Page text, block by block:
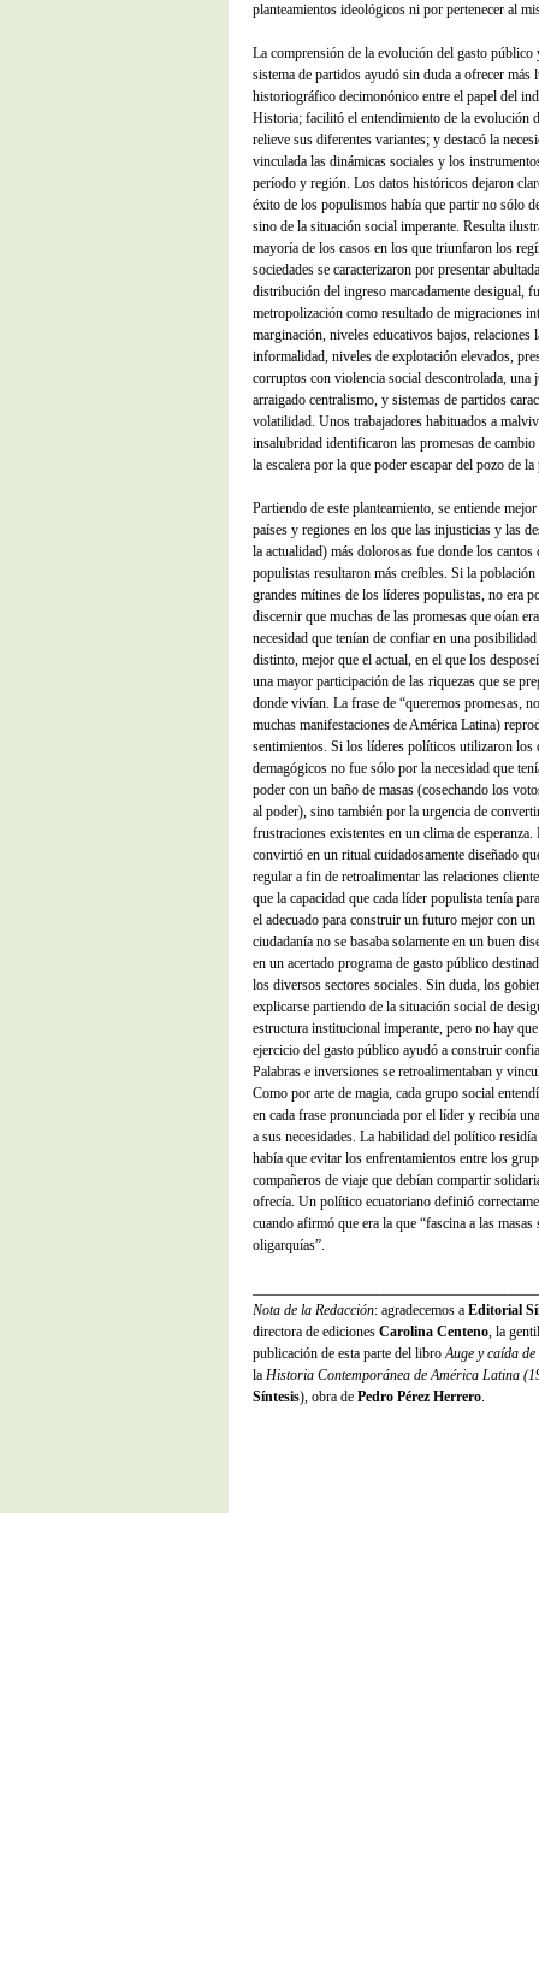
planteamientos ideológicos ni por pertenecer al
La comprensión de la evolución del gasto
sistema de partidos ayudó sin duda a ofrecer más
historiográfico decimonónico entre el papel del
Historia; facilitó el entendimiento de la evolución
relieve sus diferentes variantes; y destacó la
vinculada las dinámicas sociales y los
período y región. Los datos históricos dejaron
éxito de los populismos había que partir no sólo
sino de la situación social imperante. Resulta
mayoría de los casos en los que triunfaron los
sociedades se caracterizaron por presentar
distribución del ingreso marcadamente desigual,
metropolización como resultado de migraciones
marginación, niveles educativos bajos, relaciones
informalidad, niveles de explotación elevados,
corruptos con violencia social descontrolada, una
arraigado centralismo, y sistemas de partidos
volatilidad. Unos trabajadores habituados a
insalubridad identificaron las promesas de
la escalera por la que poder escapar del pozo de
Partiendo de este planteamiento, se entiende
países y regiones en los que las injusticias y las
la actualidad) más dolorosas fue donde los cantos
populistas resultaron más creíbles. Si la población
grandes mítines de los líderes populistas, no era
discernir que muchas de las promesas que oían
necesidad que tenían de confiar en una
distinto, mejor que el actual, en el que los
una mayor participación de las riquezas que se
donde vivían. La frase de “queremos promesas,
muchas manifestaciones de América Latina)
sentimientos. Si los líderes políticos utilizaron los
demagógicos no fue sólo por la necesidad que
poder con un baño de masas (cosechando los
al poder), sino también por la urgencia de
frustraciones existentes en un clima de esperanza.
convirtió en un ritual cuidadosamente diseñado
regular a fin de retroalimentar las relaciones
que la capacidad que cada líder populista tenía
el adecuado para construir un futuro mejor con
ciudadanía no se basaba solamente en un buen
en un acertado programa de gasto público
los diversos sectores sociales. Sin duda, los
explicarse partiendo de la situación social de
estructura institucional imperante, pero no hay
ejercicio del gasto público ayudó a construir
Palabras e inversiones se retroalimentaban y
Como por arte de magia, cada grupo social
en cada frase pronunciada por el líder y recibía
a sus necesidades. La habilidad del político
había que evitar los enfrentamientos entre los
compañeros de viaje que debían compartir
ofrecía. Un político ecuatoriano definió
cuando afirmó que era la que “fascina a las
oligarquías”.
Nota de la Redacción: agradecemos a Editorial
directora de ediciones Carolina Centeno, la
publicación de esta parte del libroAuge y caída
la Historia Contemporánea de América Latina
Síntesis), obra de Pedro Pérez Herrero.